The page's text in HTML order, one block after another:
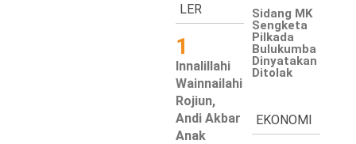
Sidang MK
Sengketa
Pilkada
Bulukumba
Dinyatakan
Ditolak
EKONOMI
LER
1
Innalillahi
Wainnailahi
Rojiun,
Andi Akbar
Anak